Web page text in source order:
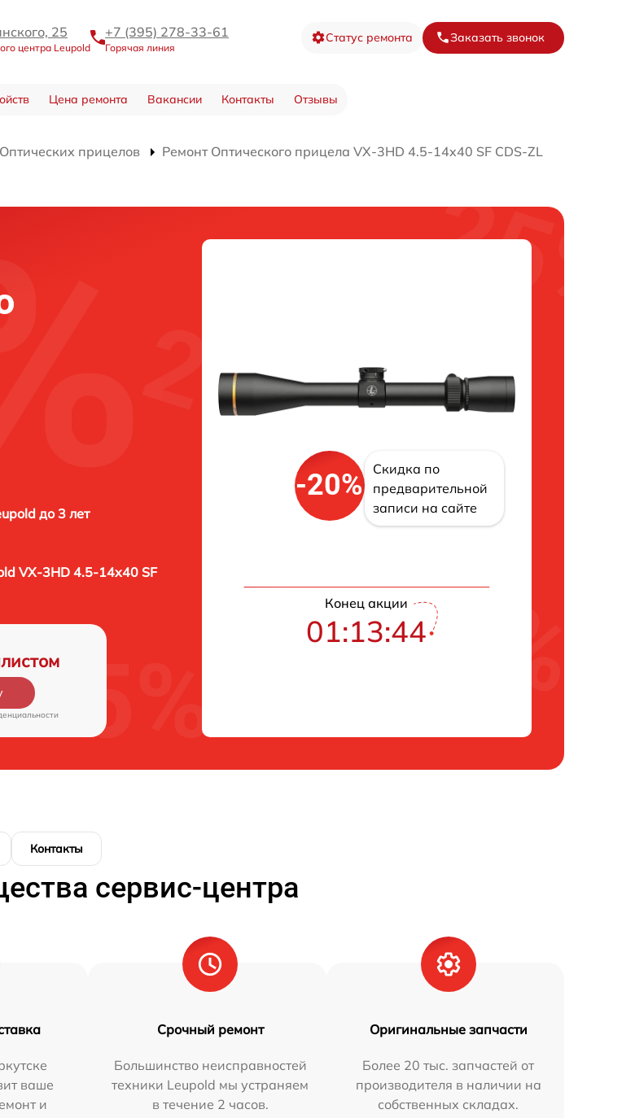
25
центра Leupold
+7 (395) 278-33-61
Горячая линия
Статус ремонта Заказать звонок
Цена ремонта Вакансии Контакты Отзывы
прицелов
Ремонт Оптического прицела VX-3HD 4.5-14x40 SF CDS-ZL
до 3 лет
VX-3HD 4.5-14x40 SF
-20%
Скидка по
предварительной
записи на сайте
Конец акции
01:13:43
Контакты
сервис-центра
ваше
и
Срочный ремонт
Большинство неисправностей
техники Leupold мы устраняем
в течение 2 часов.
Оригинальные запчасти
Более 20 тыс. запчастей от
производителя в наличии на
собственных складах.